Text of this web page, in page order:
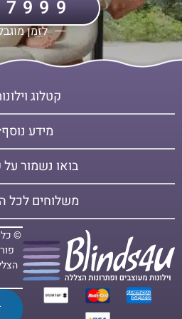
והקירור. וילונות דואט משלבים את
מבין סגנונות שונים ושלל בדים
הפרקטי, הכולל פתרונות הצללה,
היתרונות הרבים של הווילונות,
ובמשרדים
לזמן
© כל
קטלוג
מידע נוסף
בואו נשמור
משלוחים לכל